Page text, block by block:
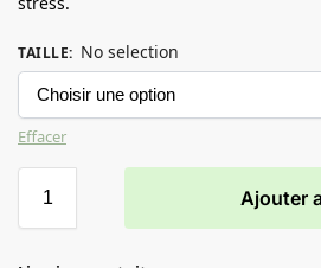
TAILLE: No selection
Effacer
Ajouter